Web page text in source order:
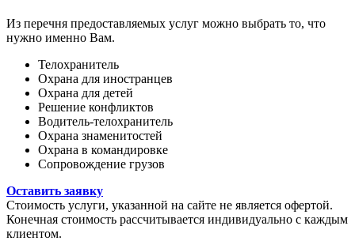
Из перечня предоставляемых услуг можно выбрать то, что
нужно именно Вам.
Телохранитель
Охрана для иностранцев
Охрана для детей
Решение конфликтов
Водитель-телохранитель
Охрана знаменитостей
Охрана в командировке
Сопровождение грузов
Оставить заявку
Стоимость услуги, указанной на сайте не является офертой.
Конечная стоимость рассчитывается индивидуально с каждым
клиентом.